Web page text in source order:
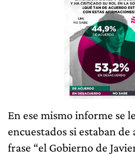
En ese mismo informe se
encuestados si estaban de
frase “el Gobierno de